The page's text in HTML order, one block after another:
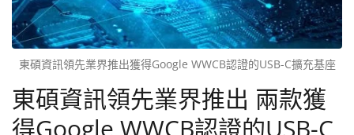
東碩資訊領先業界推出獲得Google WWCB認證的USB-C擴充基座
東碩資訊領先業界推出 兩款獲
得Google WWCB認證的USB-C